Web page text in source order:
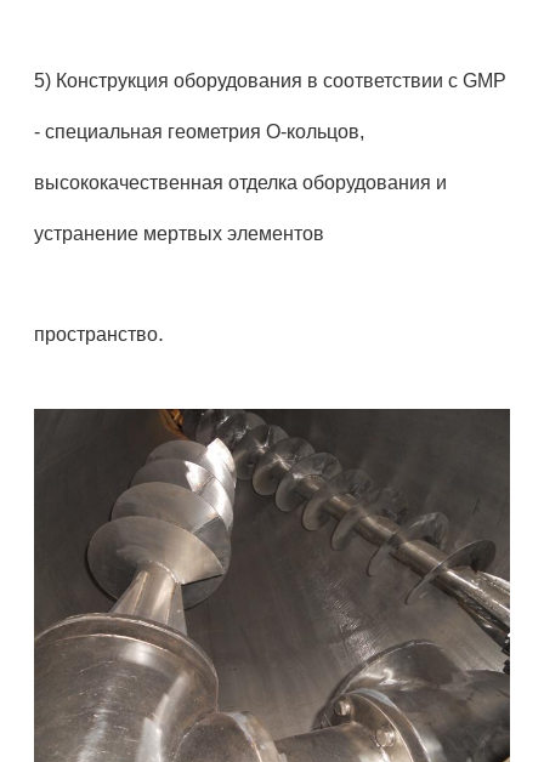
5) Конструкция оборудования в соответствии с GMP
- специальная геометрия O-кольцов,
высококачественная отделка оборудования и
устранение мертвых элементов
пространство.